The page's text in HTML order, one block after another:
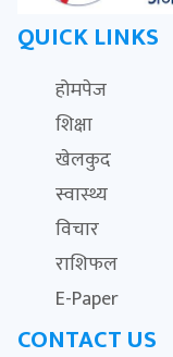
QUICK LINKS
होमपेज
शिक्षा
खेलकुद
स्वास्थ्य
विचार
राशिफल
E-Paper
CONTACT US